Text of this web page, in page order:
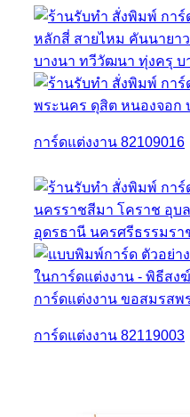
การ์ดแต่งงาน 82109016
การ์ดแต่งงาน 82119003